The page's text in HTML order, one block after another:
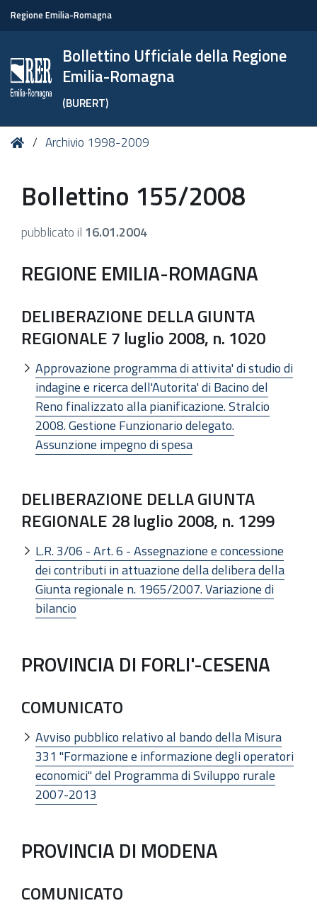
Regione Emilia-Romagna
Bollettino Ufficiale della Regione
Emilia-Romagna
(BURERT)
Tu HomeArchivio 1998-2009
Bollettino 155/2008
pubblicato il 16.01.2004
REGIONE EMILIA-ROMAGNA
DELIBERAZIONE DELLA GIUNTA
REGIONALE 7 luglio 2008, n. 1020
Approvazione programma di attivita' di studio di
indagine e ricerca dell'Autorita' di Bacino del
Reno finalizzato alla pianificazione. Stralcio
2008. Gestione Funzionario delegato.
Assunzione impegno di spesa
DELIBERAZIONE DELLA GIUNTA
REGIONALE 28 luglio 2008, n. 1299
L.R. 3/06 - Art. 6 - Assegnazione e concessione
dei contributi in attuazione della delibera della
Giunta regionale n. 1965/2007. Variazione di
bilancio
PROVINCIA DI FORLI'-CESENA
COMUNICATO
Avviso pubblico relativo al bando della Misura
331 "Formazione e informazione degli operatori
economici" del Programma di Sviluppo rurale
2007-2013
PROVINCIA DI MODENA
COMUNICATO